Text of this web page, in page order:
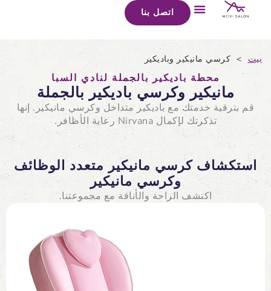
اتصل بنا
بيت > كرسي مانيكير وباديكير
محطة باديكير بالجملة لنادي السبا
مانيكير وكرسي باديكير بالجملة
قم بترقية خدمتك مع باديكير متداخل وكرسي مانيكير. إنها
تذكرتك لإكمال Nirvana رعاية الأظافر.
استكشاف كرسي مانيكير متعدد الوظائف
وكرسي مانيكير
اكتشف الراحة والأناقة مع مجموعتنا.